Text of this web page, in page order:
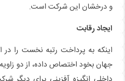
و درخشان این شرکت است.
ایجاد رقابت
اینکه به پرداخت رتبه نخست را در
جهان بخود اختصاص داده، از دو